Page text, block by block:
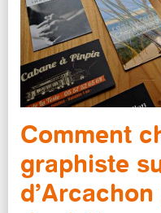
Comment
graphiste